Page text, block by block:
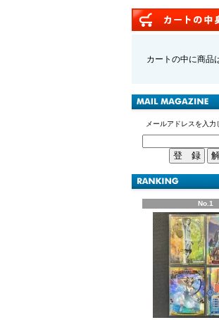
カートの中に商品
メールアドレスを入力
No.1